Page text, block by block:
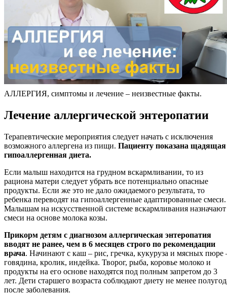
АЛЛЕРГИЯ, симптомы и лечение – неизвестные факты.
Лечение аллергической энтеропатии
Терапевтические мероприятия следует начать с исключения
возможного аллергена из пищи. Пациенту показана щадящая
гипоаллергенная диета.
Если малыш находится на грудном вскармливании, то из
рациона матери следует убрать все потенциально опасные
продукты. Если же это не дало ожидаемого результата, то
ребенка переводят на гипоаллергенные адаптированные смеси.
Малышам на искусственной системе вскармливания назначают
смеси на основе молока козы.
Прикорм детям с диагнозом аллергическая энтеропатия
вводят не ранее, чем в 6 месяцев строго по рекомендации
врача. Начинают с каш – рис, гречка, кукуруза и мясных пюре
говядина, кролик, индейка. Творог, рыба, коровье молоко и
продукты на его основе находятся под полным запретом до 3
лет. Дети старшего возраста соблюдают диету не менее
после заболевания.